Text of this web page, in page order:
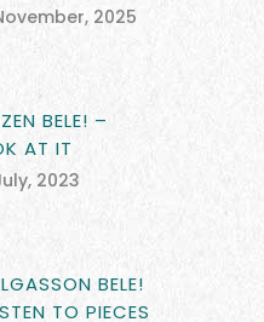
2025
BELE! –
AT IT
2023
BELE!
TO PIECES